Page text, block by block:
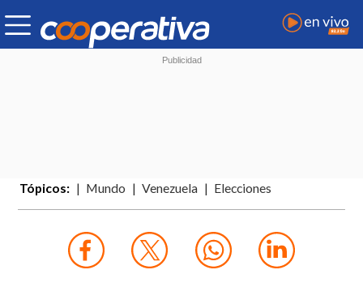
Tópicos: Mundo Venezuela Elecciones